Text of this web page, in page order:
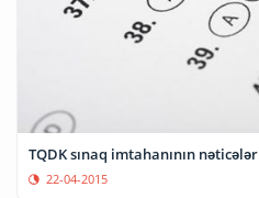
TQDK sınaq imtahanının
22-04-2015